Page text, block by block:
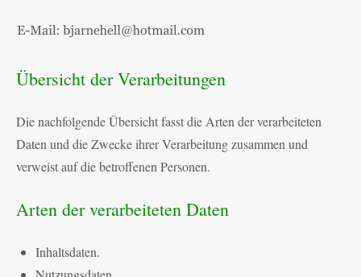
Übersicht der Verarbeitungen
Die nachfolgende Übersicht fasst die Arten der verarbeiteten
Daten und die Zwecke ihrer Verarbeitung zusammen und
verweist auf die betroffenen Personen.
Arten der verarbeiteten Daten
Inhaltsdaten.